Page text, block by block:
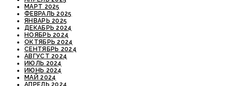
МАРТ 2025
ФЕВРАЛЬ 2025
ЯНВАРЬ 2025
ДЕКАБРЬ 2024
НОЯБРЬ 2024
ОКТЯБРЬ 2024
СЕНТЯБРЬ 2024
АВГУСТ 2024
ИЮЛЬ 2024
ИЮНЬ 2024
МАЙ 2024
АПРЕЛЬ 2024